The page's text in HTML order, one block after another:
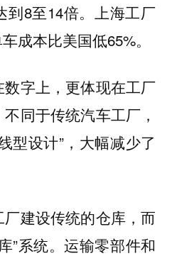
到8至14倍。上海工厂
成本比美国低65%。
字上，更体现在工厂
同于传统汽车工厂，
型设计”，大幅减少了
建设传统的仓库，而
”系统。运输零部件和